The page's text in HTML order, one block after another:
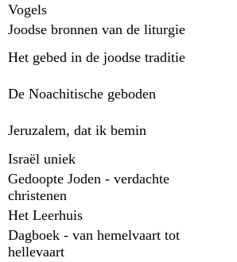
Vogels
Joodse bronnen van de liturgie
Het gebed in de joodse traditie
De Noachitische geboden
Jeruzalem, dat ik bemin
Israël uniek
Gedoopte Joden - verdachte
christenen
Het Leerhuis
Dagboek - van hemelvaart tot
hellevaart